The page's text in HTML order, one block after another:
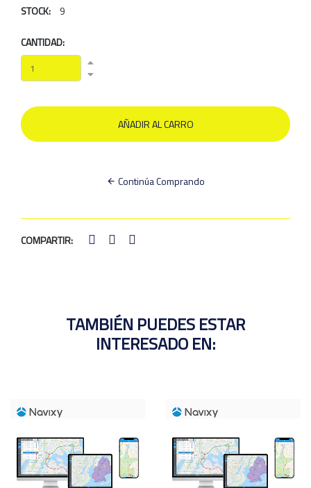
STOCK: 9
CANTIDAD:
Continúa Comprando
COMPARTIR:
TAMBIÉN PUEDES ESTAR
INTERESADO EN: